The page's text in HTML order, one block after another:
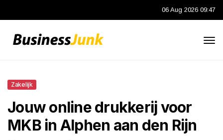
06 Aug 2026 09:47
Zakelijk
Jouw online drukkerij voor
MKB in Alphen aan den Rijn